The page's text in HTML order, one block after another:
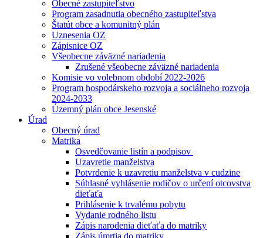
Obecné zastupiteľstvo
Program zasadnutia obecného zastupiteľstva
Štatút obce a komunitný plán
Uznesenia OZ
Zápisnice OZ
Všeobecne záväzné nariadenia
Zrušené všeobecne záväzné nariadenia
Komisie vo volebnom období 2022-2026
Program hospodárskeho rozvoja a sociálneho rozvoja
2024-2033
Územný plán obce Jesenské
Úrad
Obecný úrad
Matrika
Osvedčovanie listín a podpisov
Uzavretie manželstva
Potvrdenie k uzavretiu manželstva v cudzine
Súhlasné vyhlásenie rodičov o určení otcovstva
dieťaťa
Prihlásenie k trvalému pobytu
Vydanie rodného listu
Zápis narodenia dieťaťa do matriky
Zápis úmrtia do matriky